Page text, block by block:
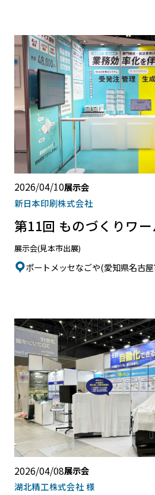
2026/04/10展示会
新日本印刷株式会社
第11回 ものづくりワ
展示会(見本市出展)
ポートメッセなごや(愛知県名古
2026/04/08展示会
湖北精工株式会社 様